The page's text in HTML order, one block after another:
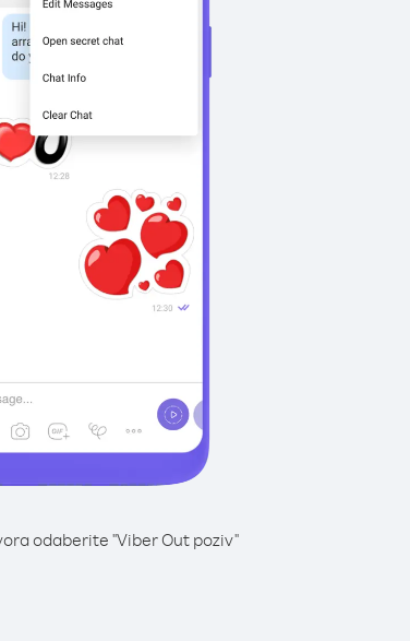
odaberite "Viber Out poziv"